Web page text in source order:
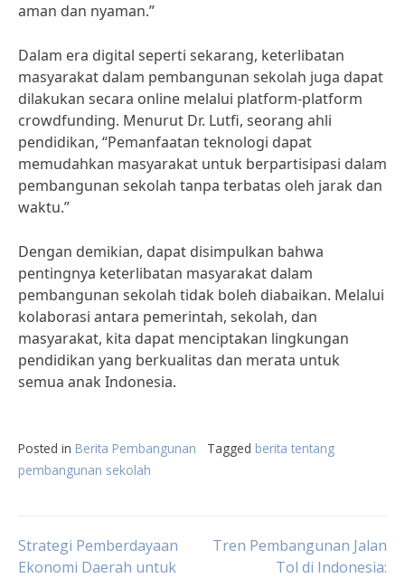
aman dan nyaman.”
Dalam era digital seperti sekarang, keterlibatan
masyarakat dalam pembangunan sekolah juga dapat
dilakukan secara online melalui platform-platform
crowdfunding. Menurut Dr. Lutfi, seorang ahli
pendidikan, “Pemanfaatan teknologi dapat
memudahkan masyarakat untuk berpartisipasi dalam
pembangunan sekolah tanpa terbatas oleh jarak dan
waktu.”
Dengan demikian, dapat disimpulkan bahwa
pentingnya keterlibatan masyarakat dalam
pembangunan sekolah tidak boleh diabaikan. Melalui
kolaborasi antara pemerintah, sekolah, dan
masyarakat, kita dapat menciptakan lingkungan
pendidikan yang berkualitas dan merata untuk
semua anak Indonesia.
Posted in Berita Pembangunan Tagged berita tentang
pembangunan sekolah
Post
Strategi Pemberdayaan
Ekonomi Daerah untuk
Tren Pembangunan Jalan
Tol di Indonesia: